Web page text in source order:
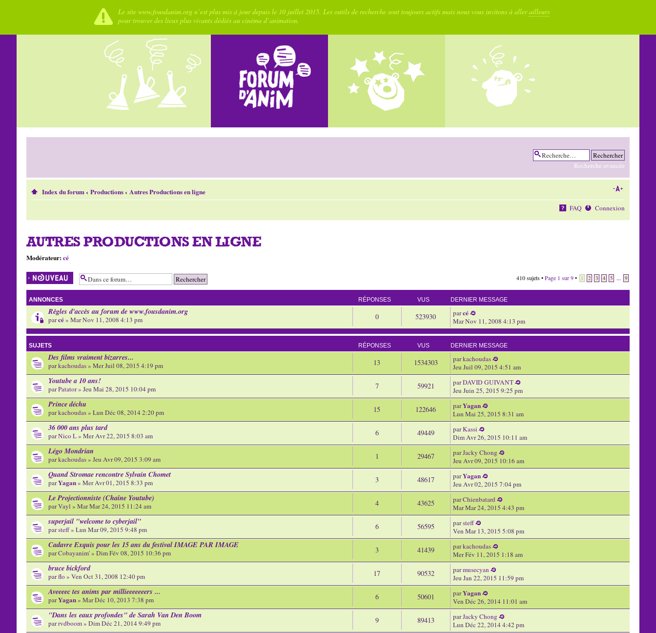
Le site www.fousdanim.org n’est plus mis à jour depuis le 10 juillet 2015. Les outils de recherche sont toujours actifs mais nous vous invitons à allerailleurs
pour trouver des lieux plus vivants dédiés au cinéma d’animation.
Recherche avancée
Index du forum‹ Productions‹ Autres Productions en ligne
FAQ Connexion
AUTRES PRODUCTIONS EN LIGNE
Modérateur:cé
Écrire un nouveau
sujet
410 sujets •Page 1 sur9• 1 2 3 4 5 ... 9
ANNONCES RÉPONSES VUS DERNIER MESSAGE
Règles d'accès au forum de www.fousdanim.org
parcé» Mar Nov 11, 2008 4:13 pm 0 523930 parcé
Mar Nov 11, 2008 4:13 pm
SUJETS RÉPONSES VUS DERNIER MESSAGE
Des films vraiment bizarres...
parkachoudas» Mer Juil 08, 2015 4:19 pm 13 1534303 parkachoudas
Jeu Juil 09, 2015 4:51 am
Youtube a 10 ans!
parPatator» Jeu Mai 28, 2015 10:04 pm 7 59921 parDAVID GUIVANT
Jeu Juin 25, 2015 9:25 pm
Prince déchu
parkachoudas» Lun Déc 08, 2014 2:20 pm 15 122646 parYagan
Lun Mai 25, 2015 8:31 am
36 000 ans plus tard
parNico L» Mer Avr 22, 2015 8:03 am 6 49449 parKassi
Dim Avr 26, 2015 10:11 am
Légo Mondrian
parkachoudas» Jeu Avr 09, 2015 3:09 am 1 29467 parJacky Chong
Jeu Avr 09, 2015 10:16 am
Quand Stromae rencontre Sylvain Chomet
parYagan» Mer Avr 01, 2015 8:33 pm 3 48617 parYagan
Jeu Avr 02, 2015 7:04 pm
Le Projectionniste (Chaîne Youtube)
parVayl » Mar Mar 24, 2015 11:24 am 4 43625 parChienbatard
Mar Mar 24, 2015 4:43 pm
superjail "welcome to cyberjail"
parsteff» Lun Mar 09, 2015 9:48 pm 6 56595 parsteff
Ven Mar 13, 2015 5:08 pm
Cadavre Exquis pour les 15 ans du festival IMAGE PAR IMAGE
parCobayanim'» Dim Fév 08, 2015 10:36 pm 3 41439 parkachoudas
Mer Fév 11, 2015 1:18 am
bruce bickford
parflo» Ven Oct 31, 2008 12:40 pm 17 90532 parmusecyan
Jeu Jan 22, 2015 11:59 pm
Aveeeec tes anims par millieeeeeeers ...
parYagan» Mar Déc 10, 2013 7:38 pm 6 50601 parYagan
Ven Déc 26, 2014 11:01 am
"Dans les eaux profondes" de Sarah Van Den Boom
parrvdboom» Dim Déc 21, 2014 9:49 pm 9 89413 parJacky Chong
Lun Déc 22, 2014 4:42 pm